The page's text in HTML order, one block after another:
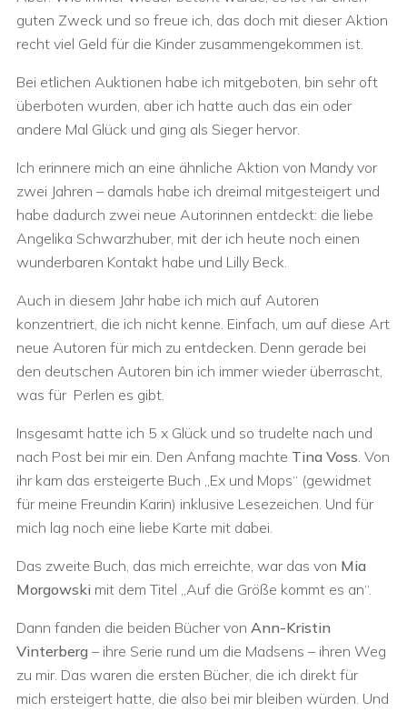
guten Zweck und so freue ich, das doch mit dieser Aktion
recht viel Geld für die Kinder zusammengekommen ist.
Bei etlichen Auktionen habe ich mitgeboten, bin sehr oft
überboten wurden, aber ich hatte auch das ein oder
andere Mal Glück und ging als Sieger hervor.
Ich erinnere mich an eine ähnliche Aktion von Mandy vor
zwei Jahren – damals habe ich dreimal mitgesteigert und
habe dadurch zwei neue Autorinnen entdeckt: die liebe
Angelika Schwarzhuber, mit der ich heute noch einen
wunderbaren Kontakt habe und Lilly Beck.
Auch in diesem Jahr habe ich mich auf Autoren
konzentriert, die ich nicht kenne. Einfach, um auf diese Art
neue Autoren für mich zu entdecken. Denn gerade bei
den deutschen Autoren bin ich immer wieder überrascht,
was für Perlen es gibt.
Insgesamt hatte ich 5 x Glück und so trudelte nach und
nach Post bei mir ein. Den Anfang machte Tina Voss. Von
ihr kam das ersteigerte Buch „Ex und Mops“ (gewidmet
für meine Freundin Karin) inklusive Lesezeichen. Und für
mich lag noch eine liebe Karte mit dabei.
Das zweite Buch, das mich erreichte, war das von Mia
Morgowski mit dem Titel „Auf die Größe kommt es an“.
Dann fanden die beiden Bücher von Ann-Kristin
Vinterberg – ihre Serie rund um die Madsens – ihren Weg
zu mir. Das waren die ersten Bücher, die ich direkt für
mich ersteigert hatte, die also bei mir bleiben würden. Und